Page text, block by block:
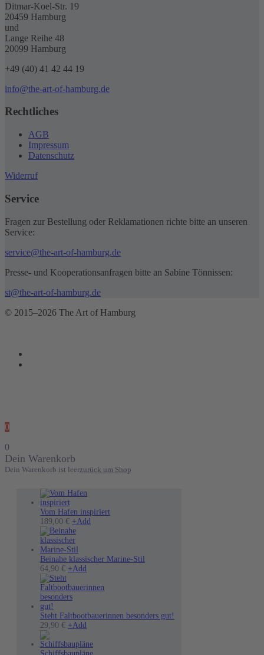
Ditmar-Koel-Str. 19
20459 Hamburg
und
Lange Reihe 48
20099 Hamburg
+49 (40) 41 42 44 19
info@the-art-of-hamburg.de
Rechtliches
AGB
Impressum
Datenschutz
Widerruf
Service
Fragen zur Bestellung oder Reklamationen richte bitte an unseren
Service:
service@the-art-of-hamburg.de
Presse- und Kooperationsanfragen bitte an Sabine Tönnissen:
st@the-art-of-hamburg.de
© 2015–2026 The Art of Hamburg
0
0
Dein Warenkorb
Dein Warenkorb ist leerzurück um Shop
Vom Hafen inspiriert
189,00 € +Add
Varianten
Optionen
der
werden
Beinahe klassischer Marine-Stil
64,90 € +Add
weist
auf.
können
auf
Steht Faltbootbauerinnen besonders gut!
29,90 € +Add
weist
mehrere
Schiffsbaupläne